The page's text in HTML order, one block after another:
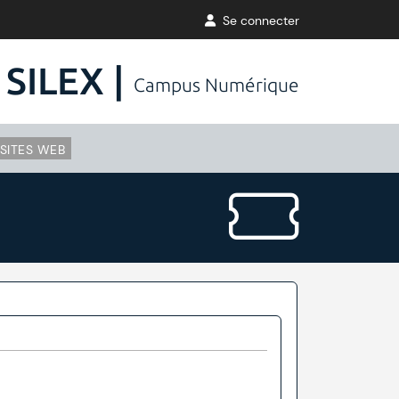
Se connecter
SILEX | Campus Numérique
WEB